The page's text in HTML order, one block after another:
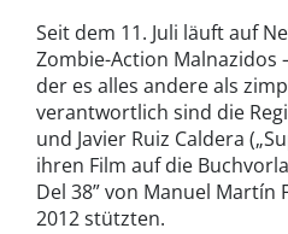
Seit dem 11. Juli läuft auf
Zombie-Action Malnazidos
der es alles andere als
verantwortlich sind die
und Javier Ruiz Caldera
ihren Film auf die
Del 38” von Manuel Martín
2012 stützten.